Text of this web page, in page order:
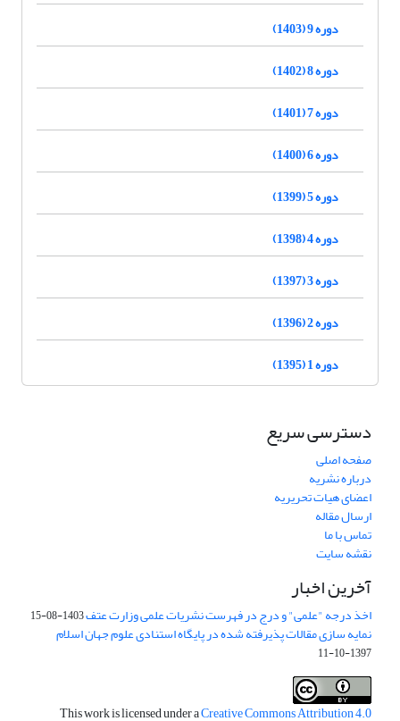
دوره 9 (1403)
دوره 8 (1402)
دوره 7 (1401)
دوره 6 (1400)
دوره 5 (1399)
دوره 4 (1398)
دوره 3 (1397)
دوره 2 (1396)
دوره 1 (1395)
دسترسی سریع
صفحه اصلی
درباره نشریه
اعضای هیات تحریریه
ارسال مقاله
تماس با ما
نقشه سایت
آخرین اخبار
اخذ درجه "علمی" و درج در فهرست نشریات علمی وزارت عتف1403-08-15
نمایه سازی مقالات پذیرفته شده در پایگاه استنادی علوم جهان اسلام
1397-10-11
This work is licensed under aCreative Commons Attribution 4.0